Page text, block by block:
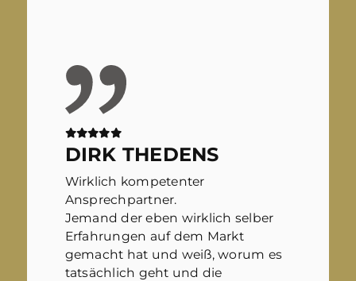
DIRK THEDENS
Wirklich kompetenter
Ansprechpartner.
Jemand der eben wirklich selber
Erfahrungen auf dem Markt
gemacht hat und weiß, worum es
tatsächlich geht und die